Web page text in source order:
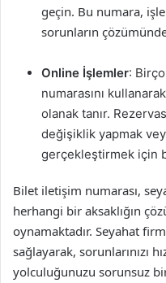
geçin. Bu numara,
sorunların
Online İşlemler:
numarasını
olanak tanır.
değişiklik yapmak
gerçekleştirmek için
Bilet iletişim numarası,
herhangi bir aksaklığın
oynamaktadır. Seyahat
sağlayarak, sorunlarınızı
yolculuğunuzu sorunsuz